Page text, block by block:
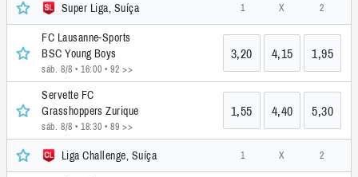
Super Liga, Suíça 1 X 2
FC Lausanne-Sports
BSC Young Boys
sáb. 8/8 • 16:00 • 92 >>
3,20 4,15 1,95
Servette FC
Grasshoppers Zurique
sáb. 8/8 • 18:30 • 89 >>
1,55 4,40 5,30
Liga Challenge, Suíça 1 X 2